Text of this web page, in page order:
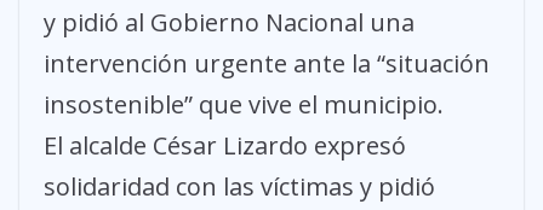
y pidió al Gobierno Nacional una
intervención urgente ante la “situación
insostenible” que vive el municipio.
El alcalde César Lizardo expresó
solidaridad con las víctimas y pidió